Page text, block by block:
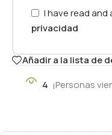
I have read
privacidad
Añadir a la lista de
4 ¡Personas